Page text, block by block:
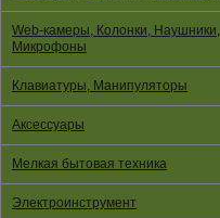
Web-камеры, Колонки, Наушники,
Микрофоны
Клавиатуры, Манипуляторы
Аксессуары
Мелкая бытовая техника
Электроинструмент